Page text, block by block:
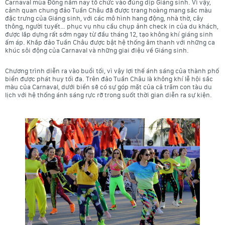
Carnaval mùa Đông năm nay tổ chức vào đúng dịp Giáng sinh. Vì vậy,
cảnh quan chung đảo Tuần Châu đã được trang hoàng mang sắc màu
đặc trưng của Giáng sinh, với các mô hình hang động, nhà thờ, cây
thông, người tuyết… phục vụ nhu cầu chụp ảnh check in của du khách,
được lắp dựng rất sớm ngay từ đầu tháng 12, tạo không khí giáng sinh
ấm áp. Khắp đảo Tuần Châu được bật hệ thống âm thanh với những ca
khúc sôi động của Carnaval và những giai điệu về Giáng sinh.
Chương trình diễn ra vào buổi tối, vì vậy lợi thế ánh sáng của thành phố
biển được phát huy tối đa. Trên đảo Tuần Châu là không khí lễ hội sắc
màu của Carnaval, dưới biển sẽ có sự góp mặt của cả trăm con tàu du
lịch với hệ thống ánh sáng rực rỡ trong suốt thời gian diễn ra sự kiện.